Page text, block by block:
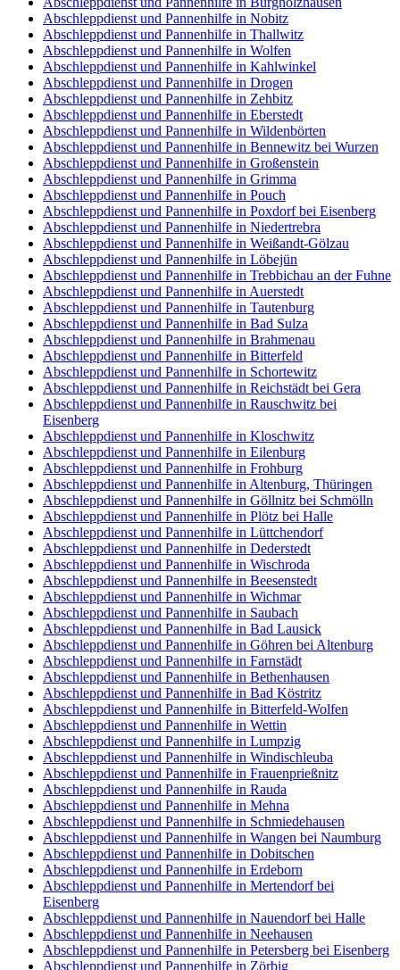
Abschleppdienst und Pannenhilfe in Nobitz
Abschleppdienst und Pannenhilfe in Thallwitz
Abschleppdienst und Pannenhilfe in Wolfen
Abschleppdienst und Pannenhilfe in Kahlwinkel
Abschleppdienst und Pannenhilfe in Drogen
Abschleppdienst und Pannenhilfe in Zehbitz
Abschleppdienst und Pannenhilfe in Eberstedt
Abschleppdienst und Pannenhilfe in Wildenbörten
Abschleppdienst und Pannenhilfe in Bennewitz bei Wurzen
Abschleppdienst und Pannenhilfe in Großenstein
Abschleppdienst und Pannenhilfe in Grimma
Abschleppdienst und Pannenhilfe in Pouch
Abschleppdienst und Pannenhilfe in Poxdorf bei Eisenberg
Abschleppdienst und Pannenhilfe in Niedertrebra
Abschleppdienst und Pannenhilfe in Weißandt-Gölzau
Abschleppdienst und Pannenhilfe in Löbejün
Abschleppdienst und Pannenhilfe in Trebbichau an der Fuhne
Abschleppdienst und Pannenhilfe in Auerstedt
Abschleppdienst und Pannenhilfe in Tautenburg
Abschleppdienst und Pannenhilfe in Bad Sulza
Abschleppdienst und Pannenhilfe in Brahmenau
Abschleppdienst und Pannenhilfe in Bitterfeld
Abschleppdienst und Pannenhilfe in Schortewitz
Abschleppdienst und Pannenhilfe in Reichstädt bei Gera
Abschleppdienst und Pannenhilfe in Rauschwitz bei
Eisenberg
Abschleppdienst und Pannenhilfe in Kloschwitz
Abschleppdienst und Pannenhilfe in Eilenburg
Abschleppdienst und Pannenhilfe in Frohburg
Abschleppdienst und Pannenhilfe in Altenburg, Thüringen
Abschleppdienst und Pannenhilfe in Göllnitz bei Schmölln
Abschleppdienst und Pannenhilfe in Plötz bei Halle
Abschleppdienst und Pannenhilfe in Lüttchendorf
Abschleppdienst und Pannenhilfe in Dederstedt
Abschleppdienst und Pannenhilfe in Wischroda
Abschleppdienst und Pannenhilfe in Beesenstedt
Abschleppdienst und Pannenhilfe in Wichmar
Abschleppdienst und Pannenhilfe in Saubach
Abschleppdienst und Pannenhilfe in Bad Lausick
Abschleppdienst und Pannenhilfe in Göhren bei Altenburg
Abschleppdienst und Pannenhilfe in Farnstädt
Abschleppdienst und Pannenhilfe in Bethenhausen
Abschleppdienst und Pannenhilfe in Bad Köstritz
Abschleppdienst und Pannenhilfe in Bitterfeld-Wolfen
Abschleppdienst und Pannenhilfe in Wettin
Abschleppdienst und Pannenhilfe in Lumpzig
Abschleppdienst und Pannenhilfe in Windischleuba
Abschleppdienst und Pannenhilfe in Frauenprießnitz
Abschleppdienst und Pannenhilfe in Rauda
Abschleppdienst und Pannenhilfe in Mehna
Abschleppdienst und Pannenhilfe in Schmiedehausen
Abschleppdienst und Pannenhilfe in Wangen bei Naumburg
Abschleppdienst und Pannenhilfe in Dobitschen
Abschleppdienst und Pannenhilfe in Erdeborn
Abschleppdienst und Pannenhilfe in Mertendorf bei
Eisenberg
Abschleppdienst und Pannenhilfe in Nauendorf bei Halle
Abschleppdienst und Pannenhilfe in Neehausen
Abschleppdienst und Pannenhilfe in Petersberg bei Eisenberg
Abschleppdienst und Pannenhilfe in Zörbig